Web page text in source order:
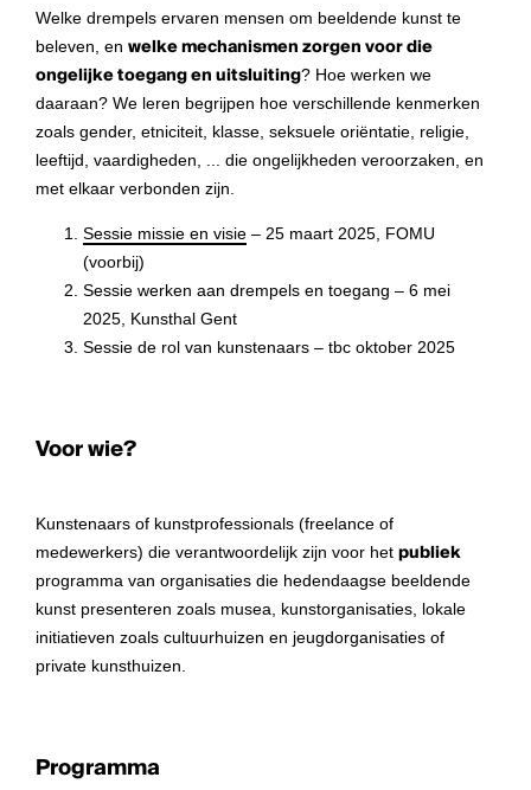
Welke drempels ervaren mensen om beeldende kunst te
beleven, en welke mechanismen zorgen voor die
ongelijke toegang en uitsluiting? Hoe werken we
daaraan? We leren begrijpen hoe verschillende kenmerken
zoals gender, etniciteit, klasse, seksuele oriëntatie, religie,
leeftijd, vaardigheden, ... die ongelijkheden veroorzaken, en
met elkaar verbonden zijn.
Sessie missie en visie – 25 maart 2025, FOMU
(voorbij)
Sessie werken aan drempels en toegang – 6 mei
2025, Kunsthal Gent
Sessie de rol van kunstenaars – tbc oktober 2025
Voor wie?
Kunstenaars of kunstprofessionals (freelance of
medewerkers) die verantwoordelijk zijn voor het publiek
programma van organisaties die hedendaagse beeldende
kunst presenteren zoals musea, kunstorganisaties, lokale
initiatieven zoals cultuurhuizen en jeugdorganisaties of
private kunsthuizen.
Programma